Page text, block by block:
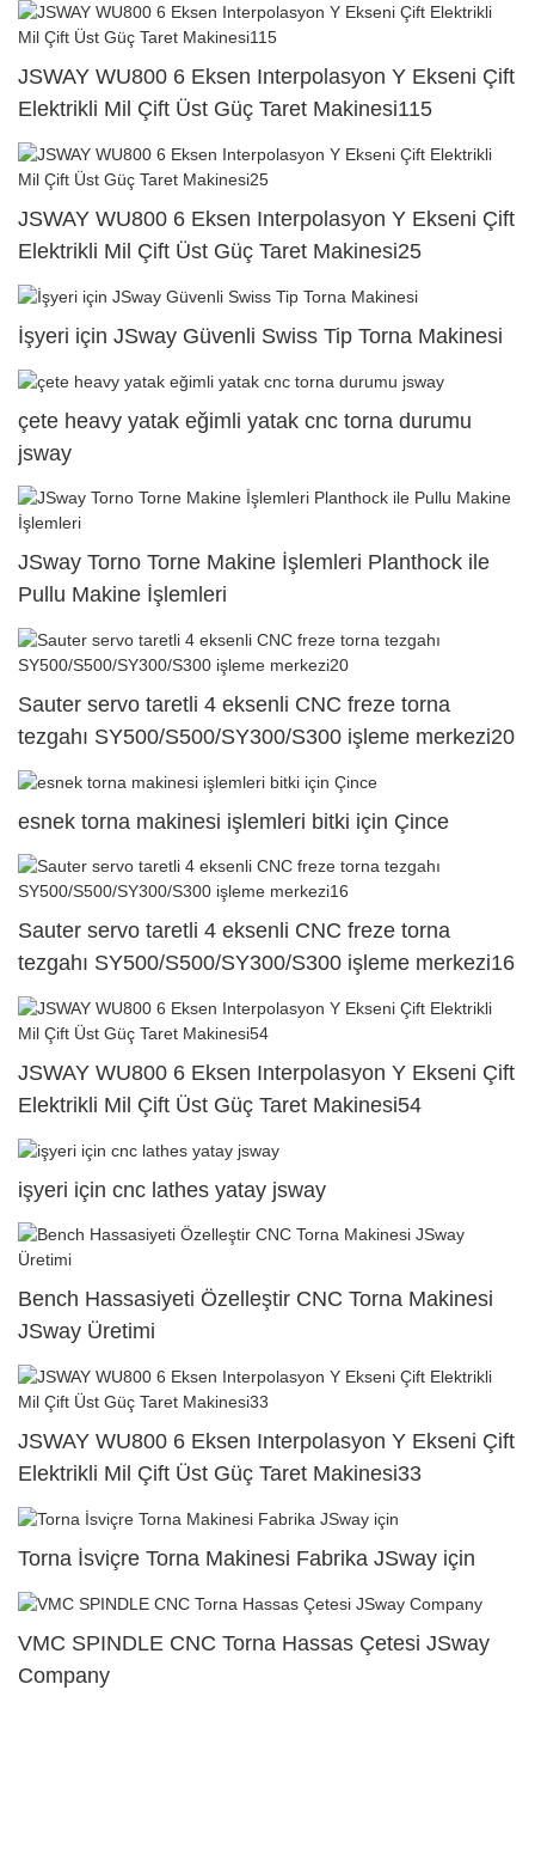
JSWAY WU800 6 Eksen Interpolasyon Y Ekseni Çift
Elektrikli Mil Çift Üst Güç Taret Makinesi115
JSWAY WU800 6 Eksen Interpolasyon Y Ekseni Çift
Elektrikli Mil Çift Üst Güç Taret Makinesi25
İşyeri için JSway Güvenli Swiss Tip Torna Makinesi
çete heavy yatak eğimli yatak cnc torna durumu
jsway
JSway Torno Torne Makine İşlemleri Planthock ile
Pullu Makine İşlemleri
Sauter servo taretli 4 eksenli CNC freze torna
tezgahı SY500/S500/SY300/S300 işleme merkezi20
esnek torna makinesi işlemleri bitki için Çince
Sauter servo taretli 4 eksenli CNC freze torna
tezgahı SY500/S500/SY300/S300 işleme merkezi16
JSWAY WU800 6 Eksen Interpolasyon Y Ekseni Çift
Elektrikli Mil Çift Üst Güç Taret Makinesi54
işyeri için cnc lathes yatay jsway
Bench Hassasiyeti Özelleştir CNC Torna Makinesi
JSway Üretimi
JSWAY WU800 6 Eksen Interpolasyon Y Ekseni Çift
Elektrikli Mil Çift Üst Güç Taret Makinesi33
Torna İsviçre Torna Makinesi Fabrika JSway için
VMC SPINDLE CNC Torna Hassas Çetesi JSway
Company